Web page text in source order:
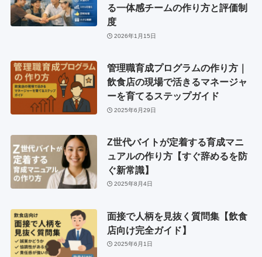
る一体感チームの作り方と評価制
度
2026年1月15日
管理職育成プログラムの作り方｜
飲食店の現場で活きるマネージャ
ーを育てるステップガイド
2025年6月29日
Z世代バイトが定着する育成マニ
ュアルの作り方【すぐ辞めるを防
ぐ新常識】
2025年8月4日
面接で人柄を見抜く質問集【飲食
店向け完全ガイド】
2025年6月1日